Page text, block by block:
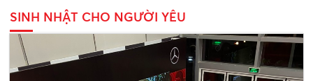
SINH NHẬT CHO NGƯỜI YÊU